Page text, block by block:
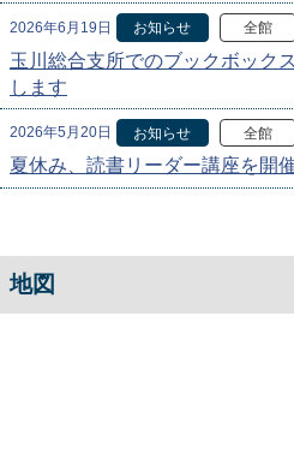
2026年6月19日 お知らせ 全館
玉川総合支所でのブックボック
します
2026年5月20日 お知らせ 全館
夏休み、読書リーダー講座を開
地図